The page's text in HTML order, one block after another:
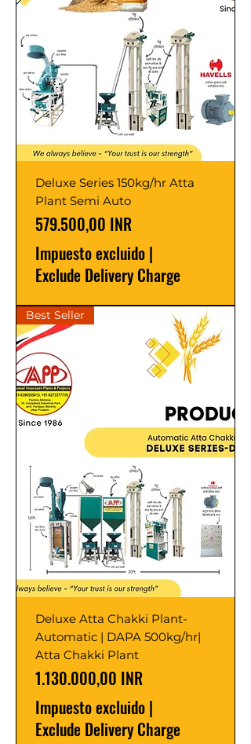
Deluxe Series 150kg/hr Atta
Plant Semi Auto
Precio
579.500,00 INR
Impuesto excluido |
Exclude Delivery Charge
Best Seller
Deluxe Atta Chakki Plant-
Automatic | DAPA 500kg/hr|
Atta Chakki Plant
Precio
1.130.000,00 INR
Impuesto excluido |
Exclude Delivery Charge